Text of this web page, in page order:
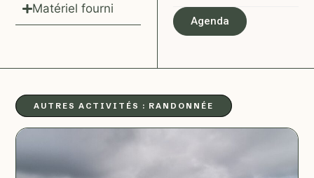
Matériel fourni
Agenda
AUTRES ACTIVITÉS : RANDONNÉE